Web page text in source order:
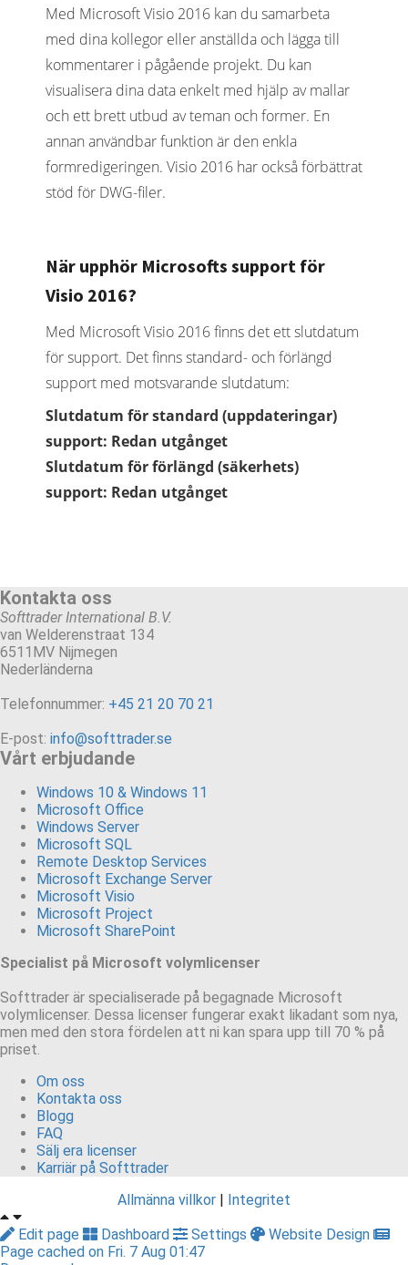
Med Microsoft Visio 2016 kan du samarbeta
med dina kollegor eller anställda och lägga till
kommentarer i pågående projekt. Du kan
visualisera dina data enkelt med hjälp av mallar
och ett brett utbud av teman och former. En
annan användbar funktion är den enkla
formredigeringen. Visio 2016 har också förbättrat
stöd för DWG-filer.
När upphör Microsofts support för
Visio 2016?
Med Microsoft Visio 2016 finns det ett slutdatum
för support. Det finns standard- och förlängd
support med motsvarande slutdatum:
Slutdatum för standard (uppdateringar)
support: Redan utgånget
Slutdatum för förlängd (säkerhets)
support: Redan utgånget
Kontakta oss
Softtrader International B.V.
van Welderenstraat 134
6511MV Nijmegen
Nederländerna
Telefonnummer: +45 21 20 70 21
E-post: info@softtrader.se
Vårt erbjudande
Windows 10 & Windows 11
Microsoft Office
Windows Server
Microsoft SQL
Remote Desktop Services
Microsoft Exchange Server
Microsoft Visio
Microsoft Project
Microsoft SharePoint
Specialist på Microsoft volymlicenser
Softtrader är specialiserade på begagnade Microsoft
volymlicenser. Dessa licenser fungerar exakt likadant som nya,
men med den stora fördelen att ni kan spara upp till 70 % på
priset.
Om oss
Kontakta oss
Blogg
FAQ
Sälj era licenser
Karriär på Softtrader
Allmänna villkor | Integritet
Edit page
Dashboard Settings
Website Design
Page cached on Fri. 7 Aug 01:47